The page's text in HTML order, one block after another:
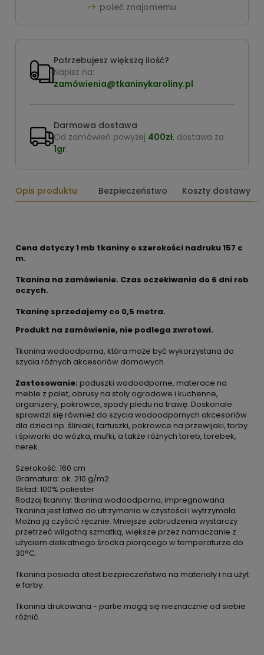
poleć znajomemu
Potrzebujesz większą ilość?
Napisz na:
zamówienia@tkaninykaroliny.pl
Darmowa dostawa
Od zamówień powyżej 400zł, dostawa za
1gr.
Opis produktu Bezpieczeństwo Koszty dostawy
Cena dotyczy 1 mb tkaniny o szerokości nadruku 157 c
m.
Tkanina na zamówienie. Czas oczekiwania do 6 dni rob
oczych.
Tkaninę sprzedajemy co 0,5 metra.
Produkt na zamówienie, nie podlega zwrotowi.
Tkanina wodoodporna, która może być wykorzystana do
szycia różnych akcesoriów domowych.
Zastosowanie: poduszki wodoodporne, materace na
meble z palet, obrusy na stoły ogrodowe i kuchenne,
organizery, pokrowce, spody pledu na trawę. Doskonale
sprawdzi się również do szycia wodoodpornych akcesoriów
dla dzieci np. śliniaki, fartuszki, pokrowce na przewijaki, torby
i śpiworki do wózka, mufki, a także różnych toreb, torebek,
nerek.
Szerokość: 160 cm
Gramatura: ok. 210 g/m2
Skład: 100% poliester
Rodzaj tkaniny: tkanina wodoodporna, impregnowana
Tkanina jest łatwa do utrzymania w czystości i wytrzymała.
Można ją czyścić ręcznie. Mniejsze zabrudzenia wystarczy
przetrzeć wilgotną szmatką, większe przez namaczanie z
użyciem delikatnego środka piorącego w temperaturze do
30°C.
Tkanina posiada atest bezpieczeństwa na materiały i na użyt
e farby.
Tkanina drukowana - partie mogą się nieznacznie od siebie
różnić.